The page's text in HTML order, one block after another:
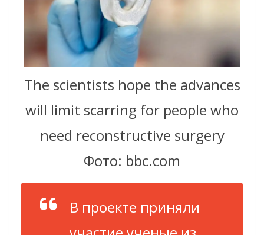
The scientists hope the advances
will limit scarring for people who
need reconstructive surgery
Фото: bbc.com
В проекте приняли